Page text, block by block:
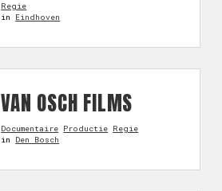
Regie
in Eindhoven
VAN OSCH FILMS
Documentaire Productie Regie
in Den Bosch